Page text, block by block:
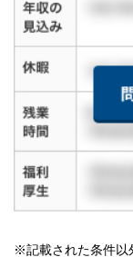
※記載された条件以